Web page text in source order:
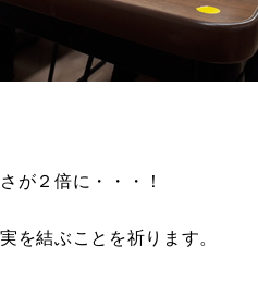
が２倍に・・・！
を結ぶことを祈ります。